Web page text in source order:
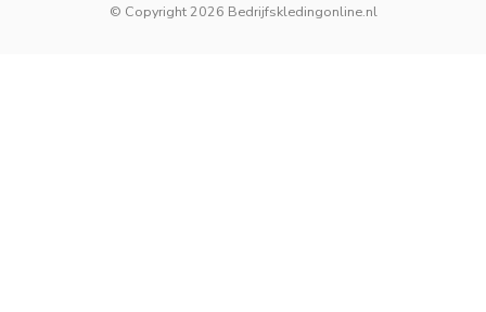
© Copyright 2026 Bedrijfskledingonline.nl